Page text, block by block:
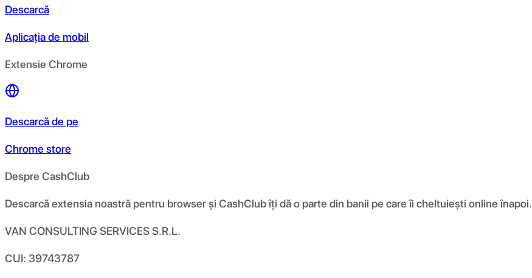
Descarcă
Aplicația de mobil
Extensie Chrome
Descarcă de pe
Chrome store
Despre CashClub
Descarcă extensia noastră pentru browser și CashClub îți dă o parte din banii pe care îi cheltuiești online înapoi.
VAN CONSULTING SERVICES S.R.L.
CUI: 39743787